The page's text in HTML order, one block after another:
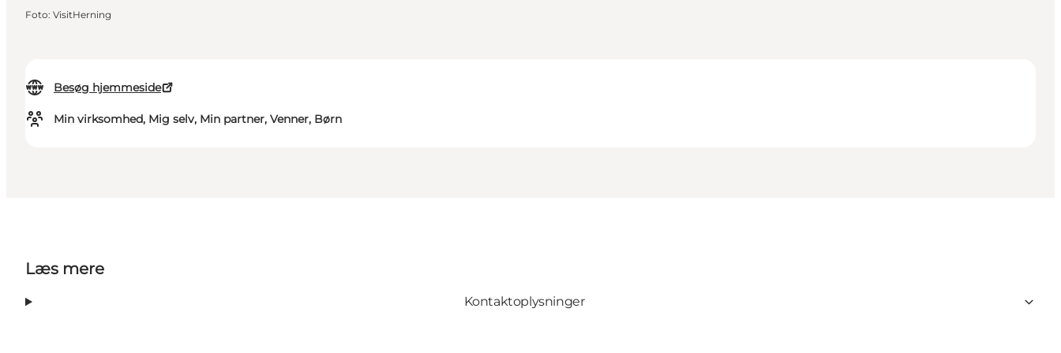
Besøg hjemmeside
Min virksomhed, Mig selv, Min partner, Venner, Børn
Foto: VisitHerning
Læs mere
Kontaktoplysninger